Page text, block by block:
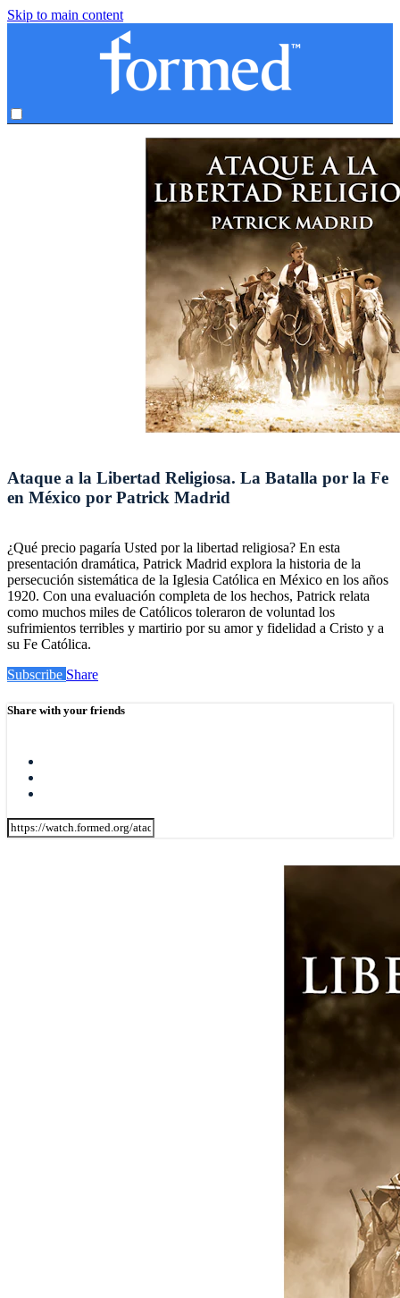
Skip to main content
Ataque a la Libertad Religiosa. La Batalla por la Fe
en México por Patrick Madrid
¿Qué precio pagaría Usted por la libertad religiosa? En esta
presentación dramática, Patrick Madrid explora la historia de la
persecución sistemática de la Iglesia Católica en México en los años
1920. Con una evaluación completa de los hechos, Patrick relata
como muchos miles de Católicos toleraron de voluntad los
sufrimientos terribles y martirio por su amor y fidelidad a Cristo y a
su Fe Católica.
Subscribe Share
Share with your friends